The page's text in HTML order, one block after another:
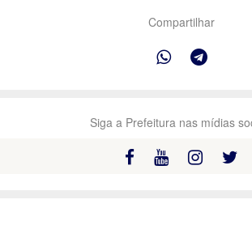
Compartilhar
Siga a Prefeitura nas mídias